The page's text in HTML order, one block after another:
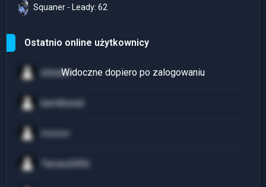
Squaner - Leady: 62
Ostatnio online użytkownicy
sirbaton
kamillowad
Tamara3456